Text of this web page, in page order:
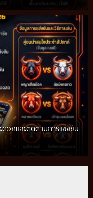
ดวกและติดตามการแข่งขัน